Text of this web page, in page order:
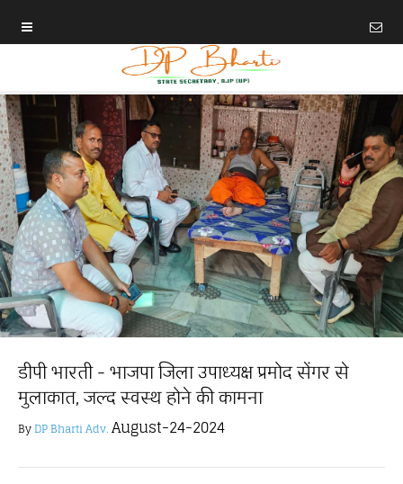
डीपी भारती - भाजपा जिला उपाध्यक्ष प्रमोद सेंगर से
मुलाकात, जल्द स्वस्थ होने की कामना
ByDP Bharti Adv.August-24-2024